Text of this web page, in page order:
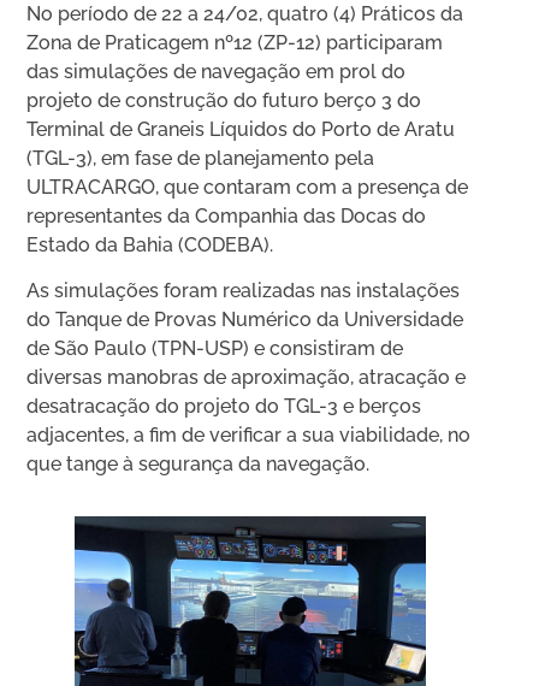
No período de 22 a 24/02, quatro (4) Práticos da
Zona de Praticagem nº12 (ZP-12) participaram
das simulações de navegação em prol do
projeto de construção do futuro berço 3 do
Terminal de Graneis Líquidos do Porto de Aratu
(TGL-3), em fase de planejamento pela
ULTRACARGO, que contaram com a presença de
representantes da Companhia das Docas do
Estado da Bahia (CODEBA).
As simulações foram realizadas nas instalações
do Tanque de Provas Numérico da Universidade
de São Paulo (TPN-USP) e consistiram de
diversas manobras de aproximação, atracação e
desatracação do projeto do TGL-3 e berços
adjacentes, a fim de verificar a sua viabilidade, no
que tange à segurança da navegação.